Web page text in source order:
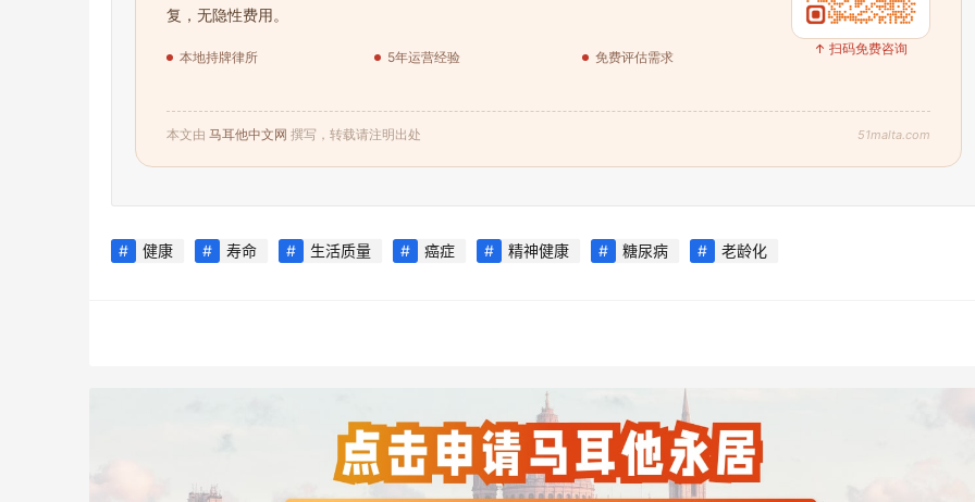
复，无隐性费用。
本地持牌律所 5年运营经验 免费评估需求 ↑ 扫码免费咨询
本文由 马耳他中文网 撰写，转载请注明出处 51malta.com
健康 寿命 生活质量 癌症 精神健康 糖尿病 老龄化